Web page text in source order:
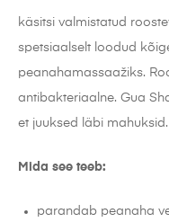
käsitsi valmistatud
spetsiaalselt loodud
peanahamassaažiks.
antibakteriaalne. Gua
et juuksed läbi
Mida see teeb:
parandab peanaha